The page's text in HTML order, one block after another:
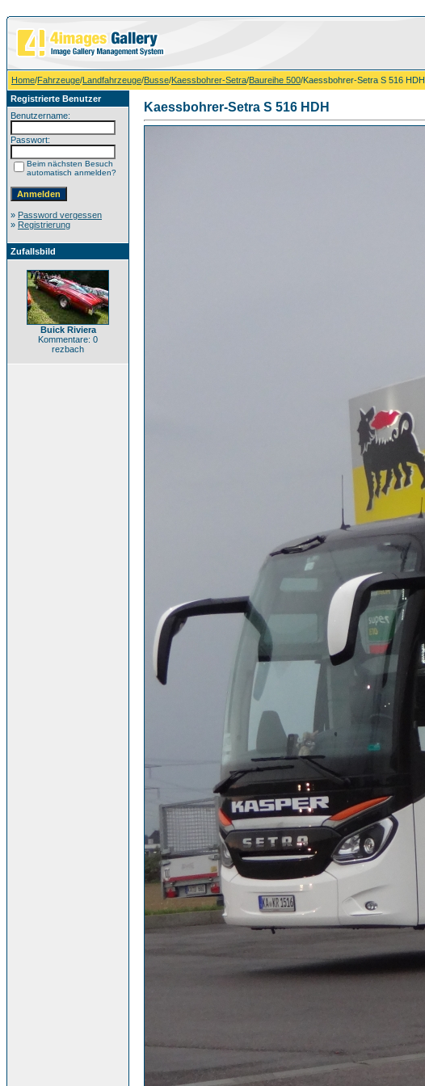
Home/Fahrzeuge/Landfahrzeuge/Busse/Kaessbohrer-Setra/Baureihe 500/Kaessbohrer-Setra S 516 HDH
Registrierte Benutzer
Benutzername:
Passwort:
Beim nächsten Besuch
automatisch anmelden?
» Password vergessen
» Registrierung
Zufallsbild
Buick Riviera
Kommentare: 0
rezbach
Kaessbohrer-Setra S 516 HDH